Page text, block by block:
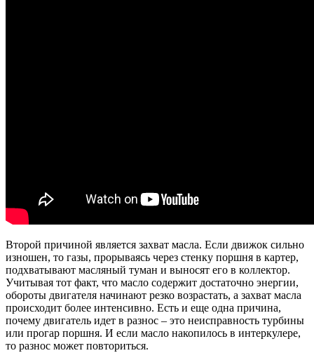
Второй причиной является захват масла. Если движок сильно
изношен, то газы, прорываясь через стенку поршня в картер,
подхватывают масляный туман и выносят его в коллектор.
Учитывая тот факт, что масло содержит достаточно энергии,
обороты двигателя начинают резко возрастать, а захват масла
происходит более интенсивно. Есть и еще одна причина,
почему двигатель идет в разнос – это неисправность турбины
или прогар поршня. И если масло накопилось в интеркулере,
то разнос может повториться.